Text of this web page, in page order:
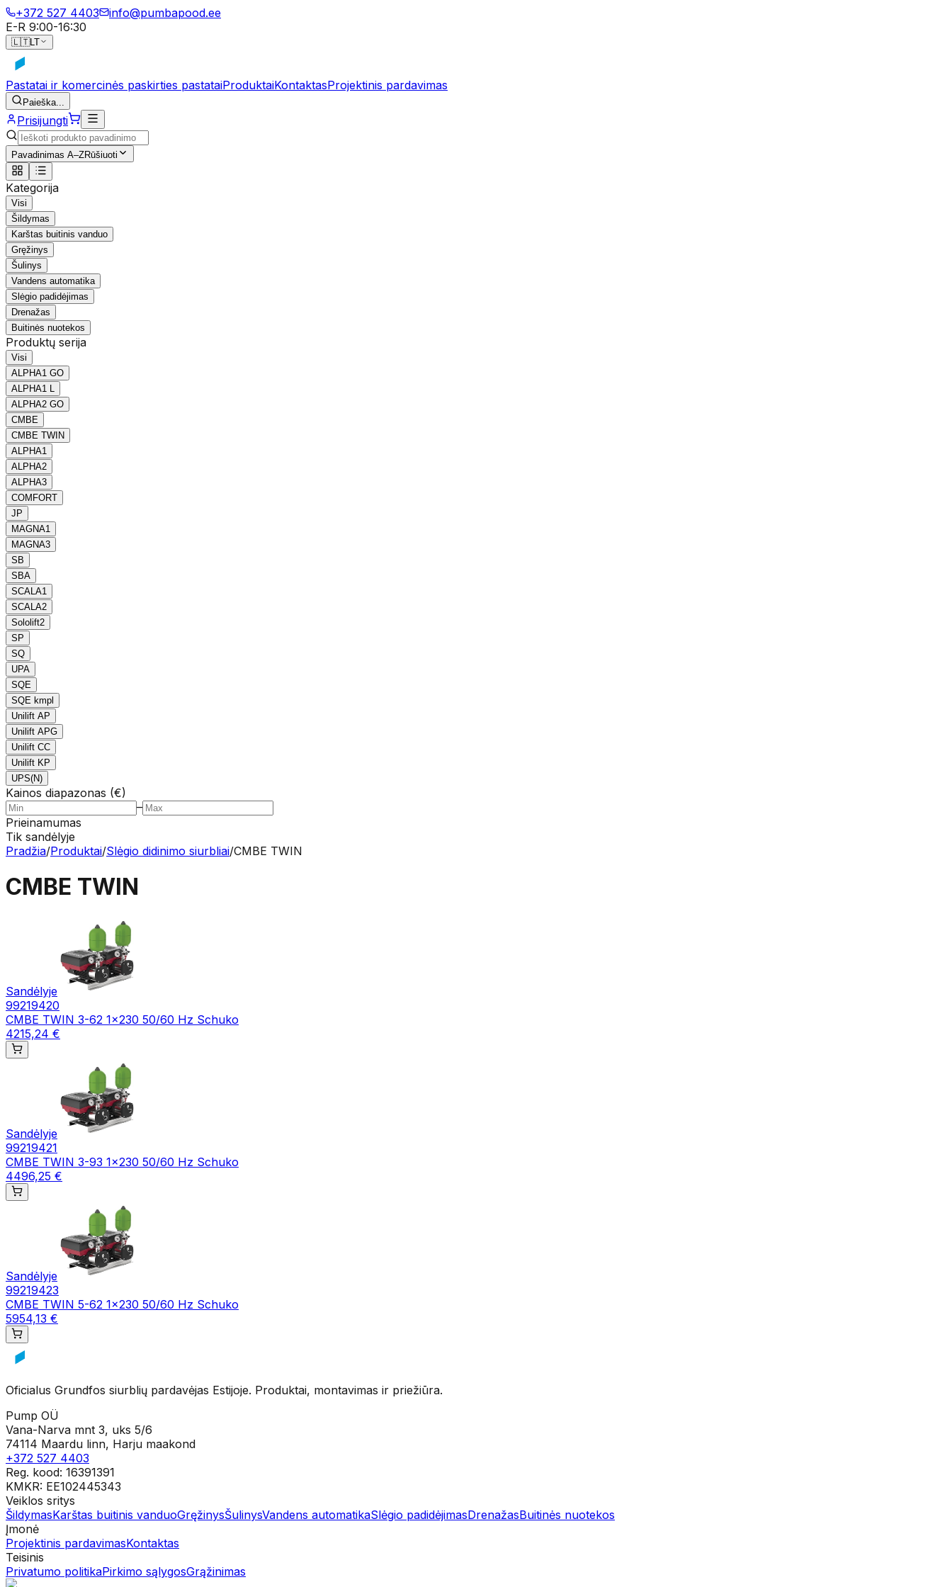
+372 527 4403
info@pumbapood.ee
E-R 9:00-16:30
🇱🇹LT
Pastatai ir komercinės paskirties pastataiProduktaiKontaktasProjektinis pardavimas
Paieška...
Prisijungti
Pavadinimas A–ZRūšiuoti
Kategorija
Visi
Šildymas
Karštas buitinis vanduo
Gręžinys
Šulinys
Vandens automatika
Slėgio padidėjimas
Drenažas
Buitinės nuotekos
Produktų serija
Visi
ALPHA1 GO
ALPHA1 L
ALPHA2 GO
CMBE
CMBE TWIN
ALPHA1
ALPHA2
ALPHA3
COMFORT
JP
MAGNA1
MAGNA3
SB
SBA
SCALA1
SCALA2
Sololift2
SP
SQ
UPA
SQE
SQE kmpl
Unilift AP
Unilift APG
Unilift CC
Unilift KP
UPS(N)
Kainos diapazonas (€)
–
Prieinamumas
Tik sandėlyje
Pradžia/Produktai/Slėgio didinimo siurbliai/CMBE TWIN
CMBE TWIN
Sandėlyje
99219420
CMBE TWIN 3-62 1x230 50/60 Hz Schuko
4215,24 €
Sandėlyje
99219421
CMBE TWIN 3-93 1x230 50/60 Hz Schuko
4496,25 €
Sandėlyje
99219423
CMBE TWIN 5-62 1x230 50/60 Hz Schuko
5954,13 €
Oficialus Grundfos siurblių pardavėjas Estijoje. Produktai, montavimas ir priežiūra.
Pump OÜ
Vana-Narva mnt 3, uks 5/6
74114 Maardu linn, Harju maakond
+372 527 4403
Reg. kood: 16391391
KMKR: EE102445343
Veiklos sritys
ŠildymasKarštas buitinis vanduoGręžinysŠulinysVandens automatikaSlėgio padidėjimasDrenažasBuitinės nuotekos
Įmonė
Projektinis pardavimasKontaktas
Teisinis
Privatumo politikaPirkimo sąlygosGrąžinimas